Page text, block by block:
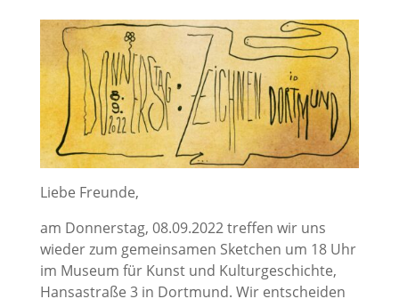
Liebe Freunde,
am Donnerstag, 08.09.2022 treffen wir uns
wieder zum gemeinsamen Sketchen um 18 Uhr
im Museum für Kunst und Kulturgeschichte,
Hansastraße 3 in Dortmund. Wir entscheiden